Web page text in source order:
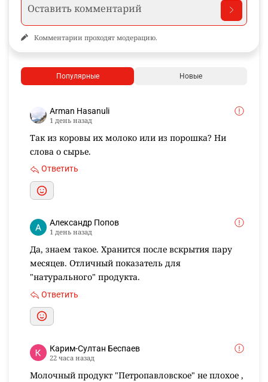
Комментарии проходят модерацию.
Популярные Новые
Arman Hasanuli
1 день назад
Так из коровы их молоко или из порошка? Ни
слова о сырье.
Ответить
Александр Попов
1 день назад
Да, знаем такое. Хранится после вскрытия пару
месяцев. Отличный показатель для
"натурального" продукта.
Ответить
Карим-Султан Беспаев
22 часа назад
Молочный продукт "Петропавловское" не плохое ,